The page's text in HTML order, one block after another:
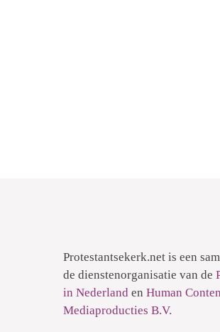
Protestantsekerk.net is een
de dienstenorganisatie van de
in Nederlanden Human
Mediaproducties B.V.